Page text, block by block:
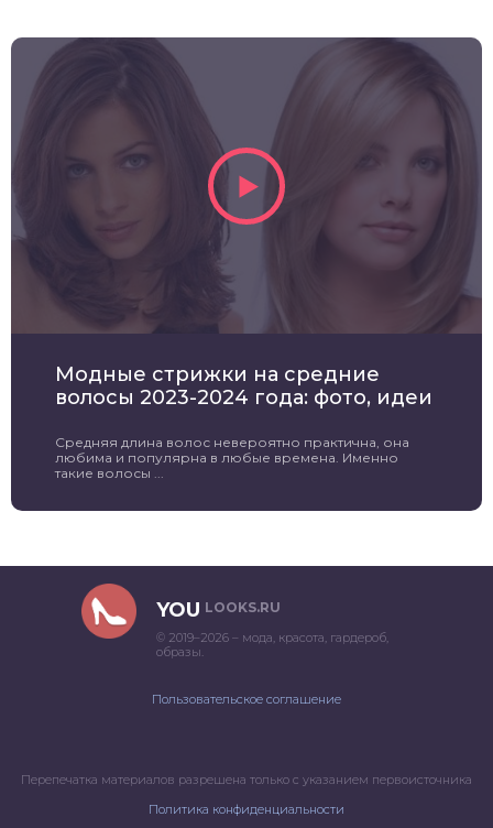
Модные стрижки на средние
волосы 2023-2024 года: фото, идеи
Средняя длина волос невероятно практична, она
любима и популярна в любые времена. Именно
такие волосы ...
YOU LOOKS.RU
© 2019–2026 – мода, красота, гардероб,
образы.
Пользовательское соглашение
Перепечатка материалов разрешена только с указанием первоисточника
Политика конфиденциальности